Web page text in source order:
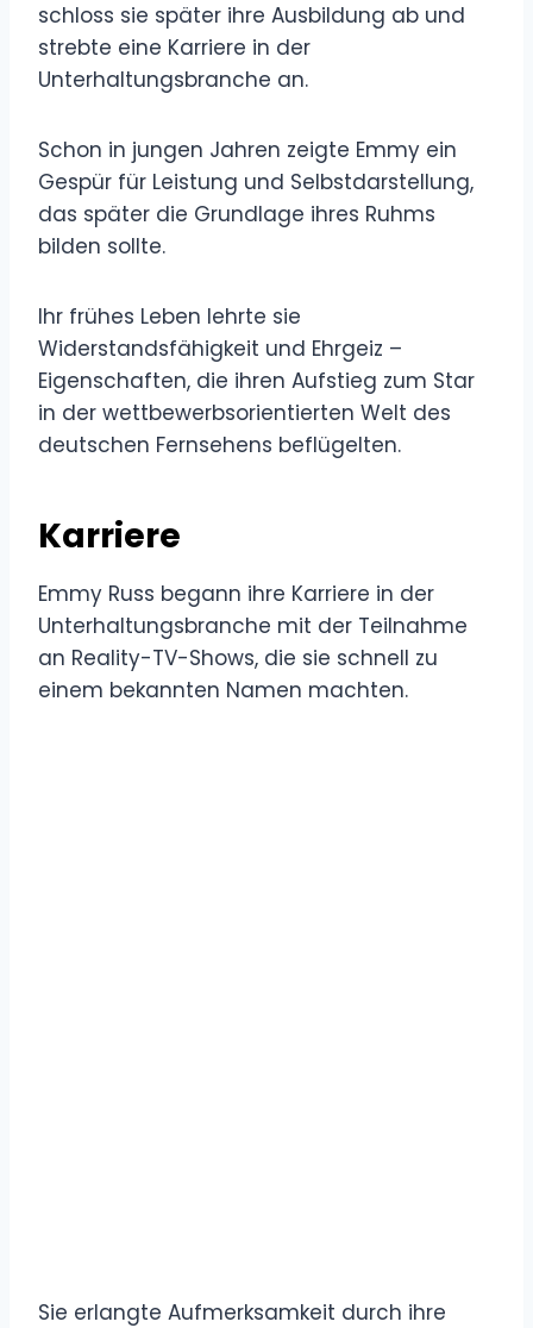
schloss sie später ihre Ausbildung ab und
strebte eine Karriere in der
Unterhaltungsbranche an.
Schon in jungen Jahren zeigte Emmy ein
Gespür für Leistung und Selbstdarstellung,
das später die Grundlage ihres Ruhms
bilden sollte.
Ihr frühes Leben lehrte sie
Widerstandsfähigkeit und Ehrgeiz –
Eigenschaften, die ihren Aufstieg zum Star
in der wettbewerbsorientierten Welt des
deutschen Fernsehens beflügelten.
Karriere
Emmy Russ begann ihre Karriere in der
Unterhaltungsbranche mit der Teilnahme
an Reality-TV-Shows, die sie schnell zu
einem bekannten Namen machten.
Sie erlangte Aufmerksamkeit durch ihre